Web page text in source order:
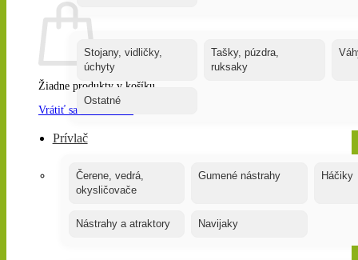
Žiadne produkty v košíku.
Vrátiť sa do obchodu
Stojany, vidličky,
úchyty
Tašky, púzdra,
ruksaky
Ostatné
Prívlač
Čerene, vedrá,
okysličovače
Gumené nástrahy Háčiky
Nástrahy a atraktory Navijaky